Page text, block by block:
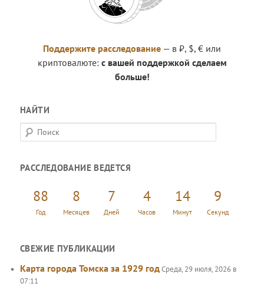
Поддержите расследование — в ₽, $, € или
криптовалюте: с вашей поддержкой сделаем
больше!
НАЙТИ
П
о
с
РАССЛЕДОВАНИЕ ВЕДЕТСЯ
88
Год
8
Месяцев
7
Дней
4
Часов
14
Минут
9
Секунд
СВЕЖИЕ ПУБЛИКАЦИИ
Карта города Томска за 1929 годСреда, 29 июля, 2026 в
07:11